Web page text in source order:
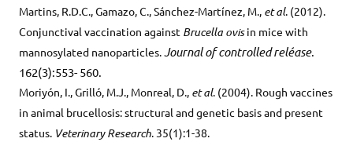
Martins, R.D.C., Gamazo, C., Sánchez-Martínez, M., et al. (2012).
Conjunctival vaccination against Brucella ovisin mice with
mannosylated nanoparticles.Journal of controlled reléase.
162(3):553- 560.
Moriyón, I., Grilló, M.J., Monreal, D., et al. (2004). Rough vaccines
in animal brucellosis: structural and genetic basis and present
status. Veterinary Research. 35(1):1-38.